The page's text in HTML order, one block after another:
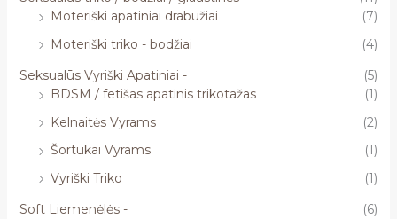
Moteriški apatiniai drabužiai
(7)
Moteriški triko - bodžiai
(4)
Seksualūs Vyriški Apatiniai -
(5)
BDSM / fetišas apatinis trikotažas
(1)
Kelnaitės Vyrams
(2)
Šortukai Vyrams
(1)
Vyriški Triko
(1)
Soft Liemenėlės -
(6)